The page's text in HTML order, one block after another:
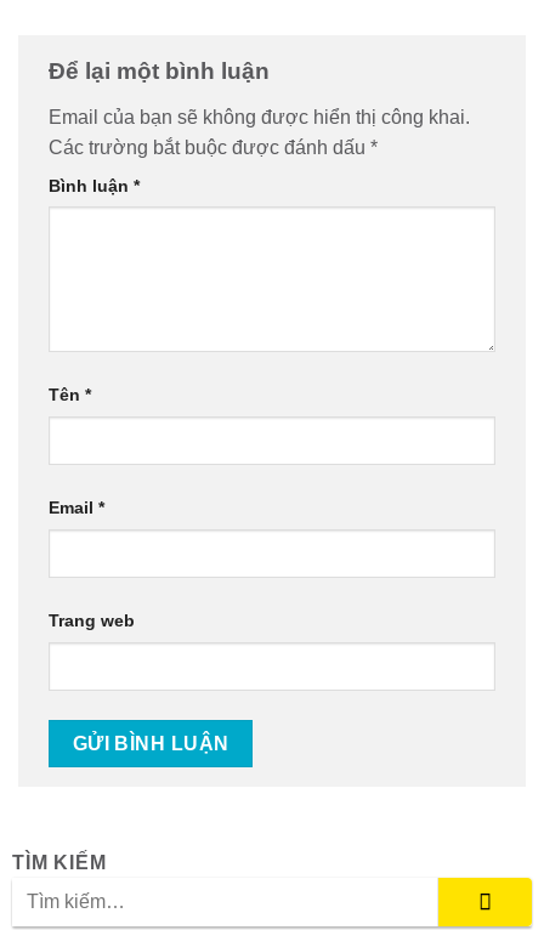
Để lại một bình luận
Email của bạn sẽ không được hiển thị công khai.
Các trường bắt buộc được đánh dấu *
Bình luận *
Tên *
Email *
Trang web
TÌM KIẾM